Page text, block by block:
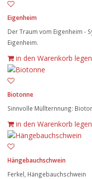
Eigenheim
Der Traum vom Eigenheim -
Eigenheim.
in den Warenkorb legen
Biotonne
Sinnvolle Müllternnung:
in den Warenkorb legen
Hängebauchschwein
Ferkel, Hängebauchschwein